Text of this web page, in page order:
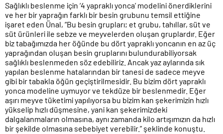
Sağlıklı beslenme için ‘4 yapraklı yonca’ modelini önerdiklerini
ve her bir yaprağın farklı bir besin grubunu temsil ettiğine
işaret eden Ünal, “Bu besin grupları; et grubu, tahıllar, süt ve
süt ürünleri ile sebze ve meyvelerden oluşan gruplardır. Eğer
biz tabağımızda her öğünde bu dört yapraklı yoncanın en az üç
yaprağından oluşan besin gruplarını bulundurabiliyorsak
sağlıklı beslenmeden söz edebiliriz. Ancak yaz aylarında sık
yapılan beslenme hatalarından bir tanesi de sadece meyve
gibi bir tabakla öğün geçiştirilmesidir. Bu bizim dört yapraklı
yonca modeline uymuyor ve tekdüze bir beslenmedir. Eğer
aşırı meyve tüketimi yapılıyorsa bu bizim kan şekerimizin hızlı
yükselip hızlı düşmesine, yani kan şekerimizdeki
dalgalanmaların olmasına, aynı zamanda kilo artışımızın da hızlı
bir şekilde olmasına sebebiyet verebilir.” şeklinde konuştu.